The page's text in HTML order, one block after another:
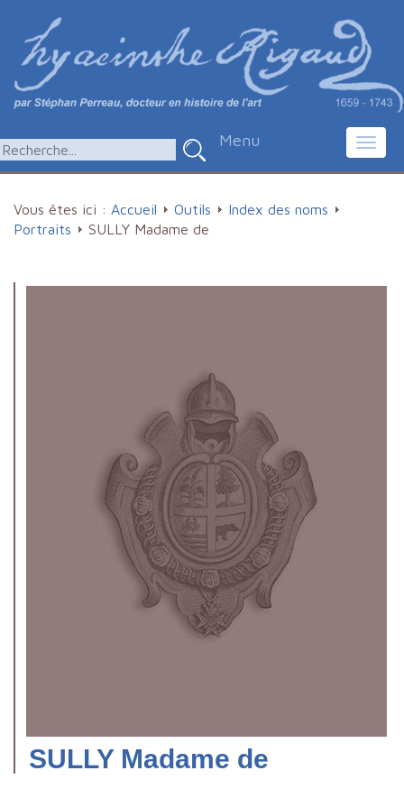
Menu
Vous êtes ici : Accueil Outils
Index des noms
Portraits
SULLY Madame de
SULLY Madame de